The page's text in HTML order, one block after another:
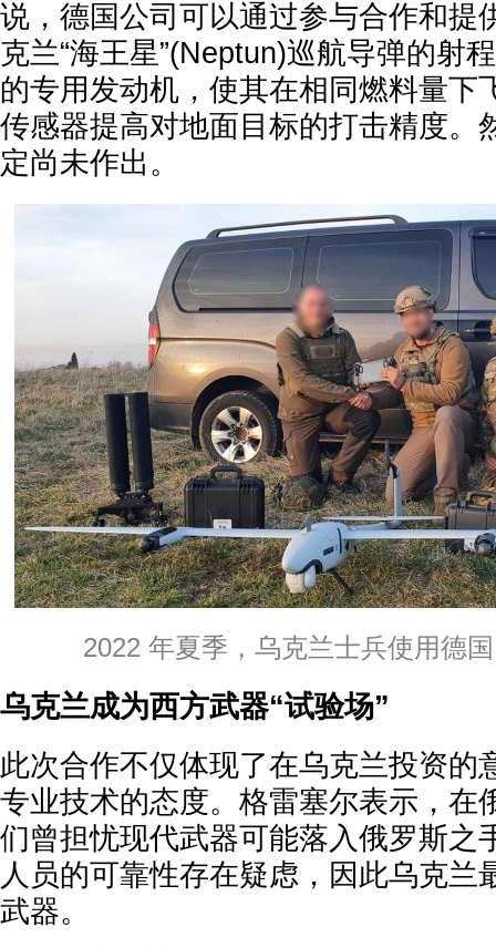
说，德国公司可以通过参与合作和提
克兰“海王星”(Neptun)巡航导弹的射
的专用发动机，使其在相同燃料量下
传感器提高对地面目标的打击精度。
定尚未作出。
2022 年夏季，乌克兰士兵使用德
乌克兰成为西方武器“试验场”
此次合作不仅体现了在乌克兰投资的
专业技术的态度。格雷塞尔表示，在
们曾担忧现代武器可能落入俄罗斯之
人员的可靠性存在疑虑，因此乌克兰
武器。